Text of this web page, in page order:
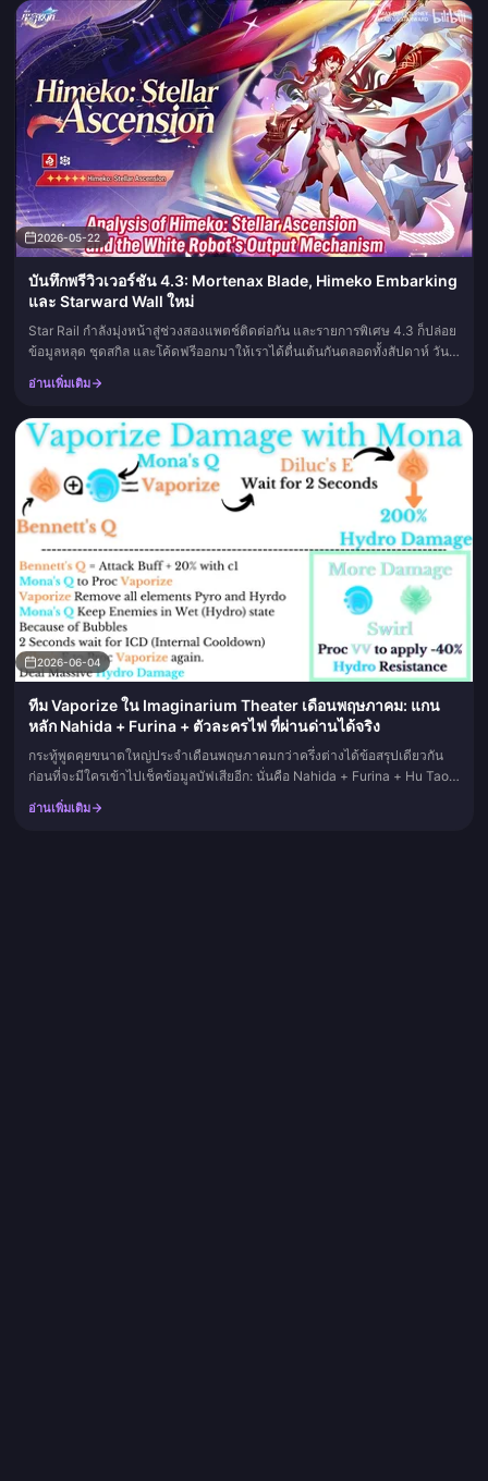
2026-05-22
บันทึกพรีวิวเวอร์ชัน 4.3: Mortenax Blade, Himeko Embarking
และ Starward Wall ใหม่
Star Rail กำลังมุ่งหน้าสู่ช่วงสองแพตช์ติดต่อกัน และรายการพิเศษ 4.3 ก็ปล่อย
ข้อมูลหลุด ชุดสกิล และโค้ดฟรีออกมาให้เราได้ตื่นเต้นกันตลอดทั้งสัปดาห์ วัน
ปล่อยอัปเดตคือวันที่ 3 มิถุนายน 2026 โค้ดมีเวลาจำก...
อ่านเพิ่มเติม
2026-06-04
ทีม Vaporize ใน Imaginarium Theater เดือนพฤษภาคม: แกน
หลัก Nahida + Furina + ตัวละครไฟ ที่ผ่านด่านได้จริง
กระทู้พูดคุยขนาดใหญ่ประจำเดือนพฤษภาคมกว่าครึ่งต่างได้ข้อสรุปเดียวกัน
ก่อนที่จะมีใครเข้าไปเช็คข้อมูลบัฟเสียอีก: นั่นคือ Nahida + Furina + Hu Tao
+ ตัวละครยืดหยุ่นอีกหนึ่งตำแหน่ง (Xiangling สำหรับสายป...
อ่านเพิ่มเติม